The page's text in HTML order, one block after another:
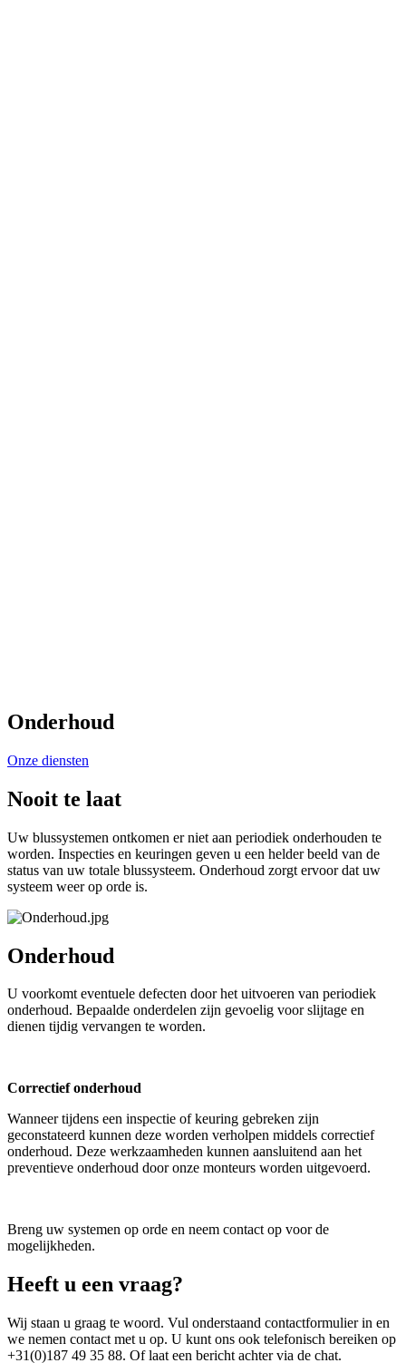
Onderhoud
Onze diensten
Nooit te laat
Uw blussystemen ontkomen er niet aan periodiek onderhouden te
worden. Inspecties en keuringen geven u een helder beeld van de
status van uw totale blussysteem. Onderhoud zorgt ervoor dat uw
systeem weer op orde is.
Onderhoud
U voorkomt eventuele defecten door het uitvoeren van periodiek
onderhoud. Bepaalde onderdelen zijn gevoelig voor slijtage en
dienen tijdig vervangen te worden.
Correctief onderhoud
Wanneer tijdens een inspectie of keuring gebreken zijn
geconstateerd kunnen deze worden verholpen middels correctief
onderhoud. Deze werkzaamheden kunnen aansluitend aan het
preventieve onderhoud door onze monteurs worden uitgevoerd.
Breng uw systemen op orde en neem contact op voor de
mogelijkheden.
Heeft u een vraag?
Wij staan u graag te woord. Vul onderstaand contactformulier in en
we nemen contact met u op. U kunt ons ook telefonisch bereiken op
+31(0)187 49 35 88. Of laat een bericht achter via de chat.